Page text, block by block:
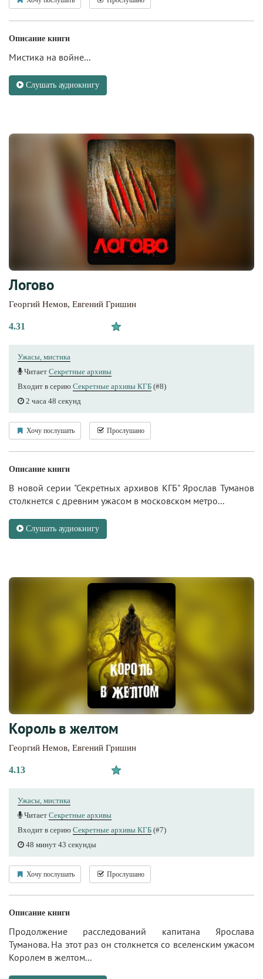
Описание книги
Мистика на войне...
Слушать аудиокнигу
Логово
Георгий Немов, Евгений Гришин
4.31
Ужасы, мистика
Читает Секретные архивы
Входит в серию Секретные архивы КГБ (#8)
2 часа 48 секунд
Хочу послушать Прослушано
Описание книги
В новой серии "Секретных архивов КГБ" Ярослав Туманов
столкнется с древним ужасом в московском метро...
Слушать аудиокнигу
Король в желтом
Георгий Немов, Евгений Гришин
4.13
Ужасы, мистика
Читает Секретные архивы
Входит в серию Секретные архивы КГБ (#7)
48 минут 43 секунды
Хочу послушать Прослушано
Описание книги
Продолжение расследований капитана Ярослава
Туманова. На этот раз он столкнется со вселенским ужасом
Королем в желтом...